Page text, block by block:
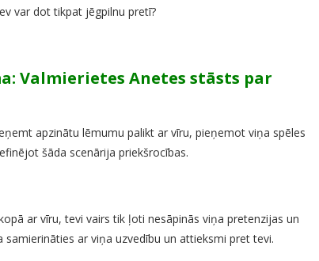
var dot tikpat jēgpilnu pretī?
Valmierietes Anetes stāsts par
apzinātu lēmumu palikt ar vīru, pieņemot viņa spēles
šāda scenārija priekšrocības.
ar vīru, tevi vairs tik ļoti nesāpinās viņa pretenzijas un
ar viņa uzvedību un attieksmi pret tevi.